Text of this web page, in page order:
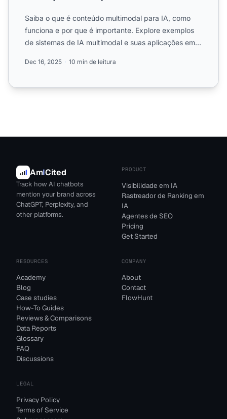
Saiba o que é conteúdo multimodal para IA, como
funciona e por que é importante. Explore exemplos
de sistemas de IA multimodal e suas aplicações em
Dec 16, 2025 10 min de leitura
AmICited
Track how AI chatbots
mention your brand across
ChatGPT, Perplexity, and
other platforms.
PRODUCT
Visibilidade em IA
Rastreador de Ranking em
IA
Agentes de SEO
Pricing
Get Started
RESOURCES
Academy
Blog
Case studies
How-To Guides
Reviews & Comparisons
Data Reports
Glossary
FAQ
Discussions
COMPANY
About
Contact
FlowHunt
LEGAL
Privacy Policy
Terms of Service